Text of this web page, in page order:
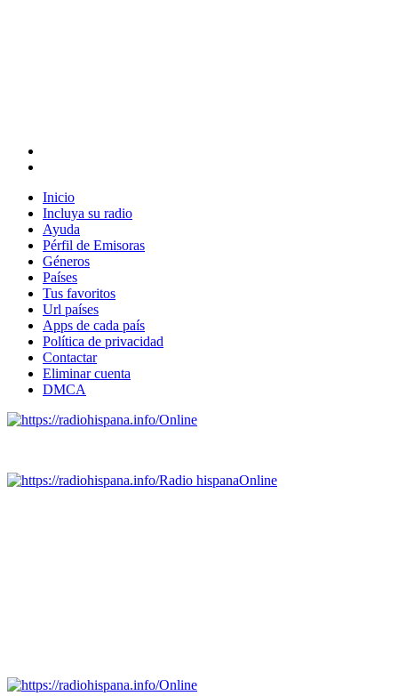
Inicio
Incluya su radio
Ayuda
Pérfil de Emisoras
Géneros
Países
Tus favoritos
Url países
Apps de cada país
Política de privacidad
Contactar
Eliminar cuenta
DMCA
Online
Radio hispanaOnline
Online